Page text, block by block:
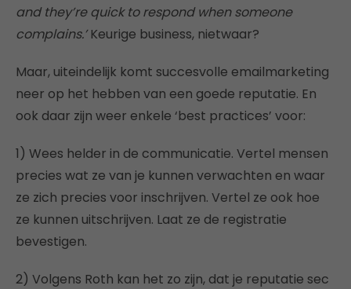
and they’re quick to respond when someone
complains.’Keurige business, nietwaar?
Maar, uiteindelijk komt succesvolle emailmarketing
neer op het hebben van een goede reputatie. En
ook daar zijn weer enkele ‘best practices’ voor:
1) Wees helder in de communicatie. Vertel mensen
precies wat ze van je kunnen verwachten en waar
ze zich precies voor inschrijven. Vertel ze ook hoe
ze kunnen uitschrijven. Laat ze de registratie
bevestigen.
2) Volgens Roth kan het zo zijn, dat je reputatie sec